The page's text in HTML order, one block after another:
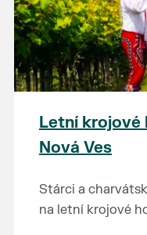
Letní krojové
Nová Ves
Stárci a
na letní krojové